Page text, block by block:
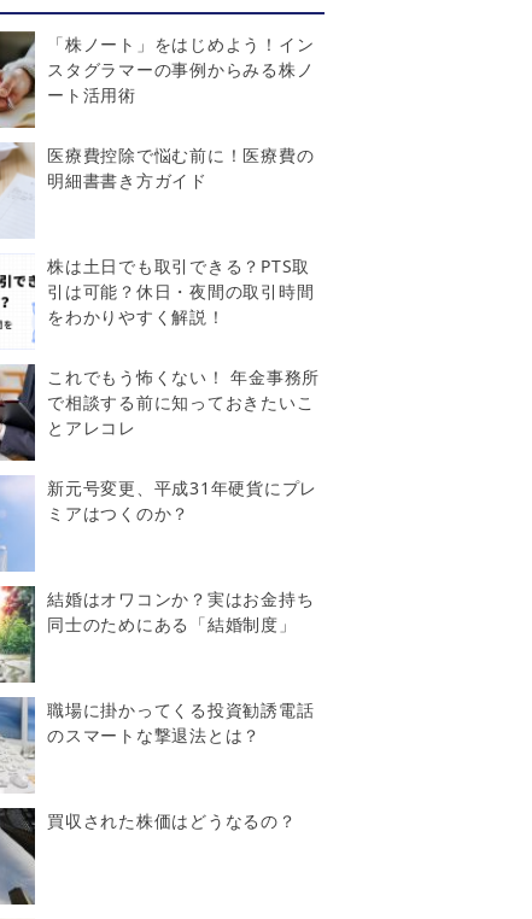
「株ノート」をはじめよう！イン
スタグラマーの事例からみる株ノ
ート活用術
医療費控除で悩む前に！医療費の
明細書書き方ガイド
株は土日でも取引できる？PTS取
引は可能？休日・夜間の取引時間
をわかりやすく解説！
これでもう怖くない！ 年金事務所
で相談する前に知っておきたいこ
とアレコレ
新元号変更、平成31年硬貨にプレ
ミアはつくのか？
結婚はオワコンか？実はお金持ち
同士のためにある「結婚制度」
職場に掛かってくる投資勧誘電話
のスマートな撃退法とは？
買収された株価はどうなるの？